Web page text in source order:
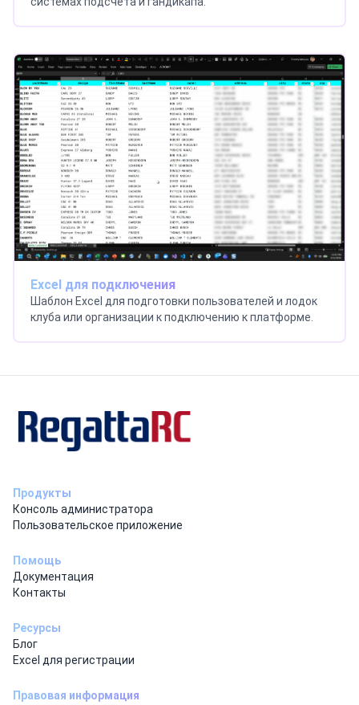
Excel для подключения
Шаблон Excel для подготовки пользователей и лодок
клуба или организации к подключению к платформе.
Продукты
Консоль администратора
Пользовательское приложение
Помощь
Документация
Контакты
Ресурсы
Блог
Excel для регистрации
Правовая информация